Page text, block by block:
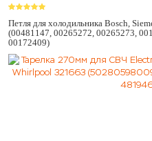
Петля для холодильника Bosch,
(00481147, 00265272, 00265273,
00172409)